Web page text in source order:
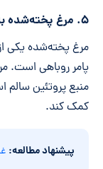
۵. مرغ پخته‌شده به عنوان غذای سگ پامر روباهی
مرغ پخته‌شده یکی
پامر روباهی است.
منبع پروتئین
کمک کند.
پیشنهاد مطالعه: